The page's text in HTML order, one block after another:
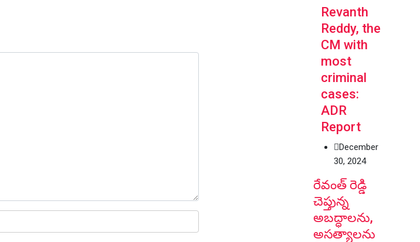
Revanth
Reddy, the
CM with
most
criminal
cases:
ADR
Report
December
30, 2024
రేవంత్ రెడ్డి
చెప్తున్న
అబద్ధాలను,
అసత్యాలను